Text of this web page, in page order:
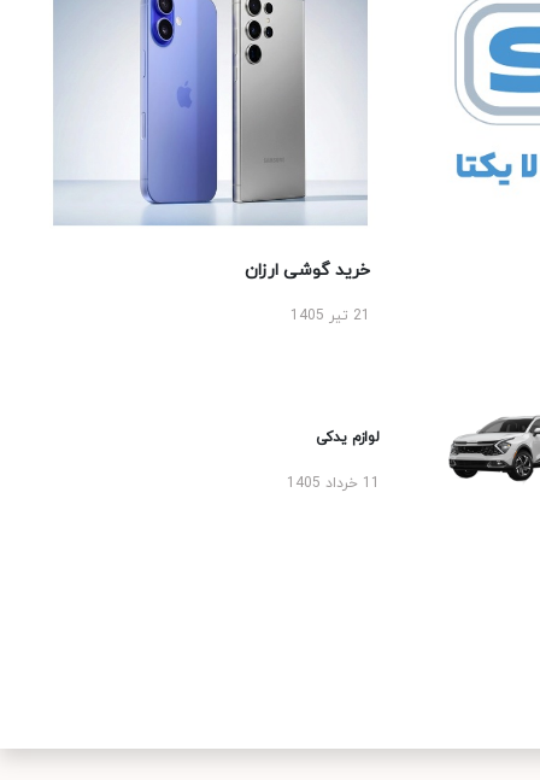
خرید گوشی ارزان
لوازم یدکی